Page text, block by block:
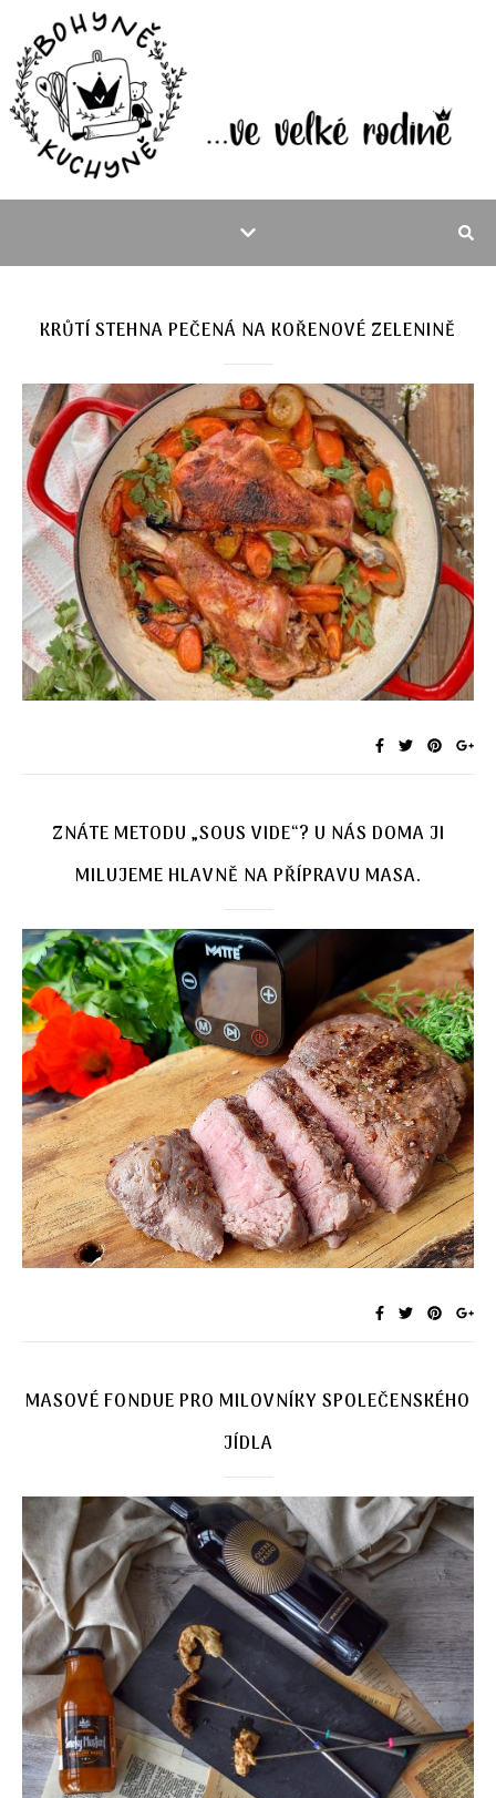
KRŮTÍ STEHNA PEČENÁ NA KOŘENOVÉ ZELENINĚ
ZNÁTE METODU „SOUS VIDE“? U NÁS DOMA JI
MILUJEME HLAVNĚ NA PŘÍPRAVU MASA.
MASOVÉ FONDUE PRO MILOVNÍKY SPOLEČENSKÉHO
JÍDLA